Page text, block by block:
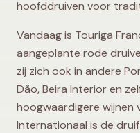
hoofddruiven voor
Vandaag is Touriga
aangeplante rode
zij zich ook in andere
Dão, Beira Interior en
hoogwaardigere wijnen
Internationaal is de